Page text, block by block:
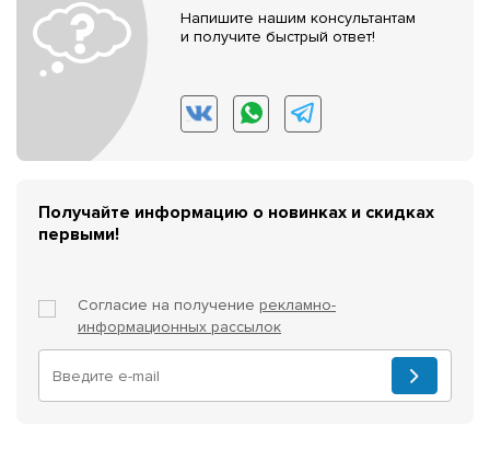
Напишите нашим консультантам
и получите быстрый ответ!
Получайте информацию о новинках и скидках
первыми!
Согласие на получение рекламно-
информационных рассылок